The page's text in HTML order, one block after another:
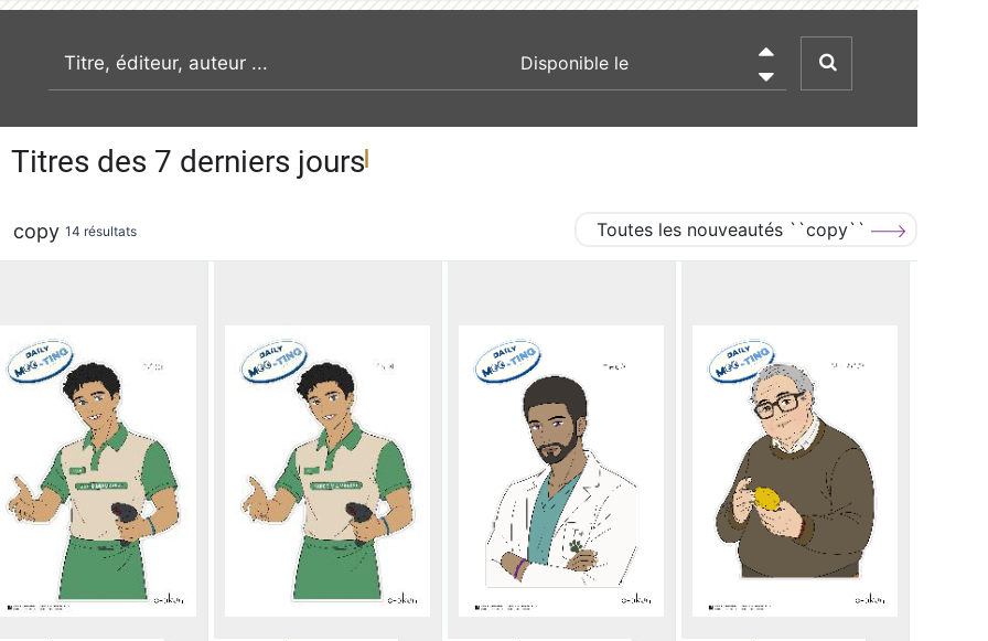
recherche par mot clé

Titres des 7 derniers jours
copy 14 résultats Toutes les nouveautés ``copy``